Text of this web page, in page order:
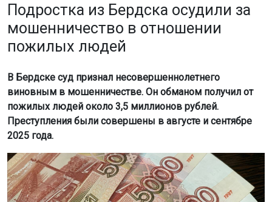
Подростка из Бердска осудили за
мошенничество в отношении
пожилых людей
В Бердске суд признал несовершеннолетнего
виновным в мошенничестве. Он обманом получил от
пожилых людей около 3,5 миллионов рублей.
Преступления были совершены в августе и сентябре
2025 года.